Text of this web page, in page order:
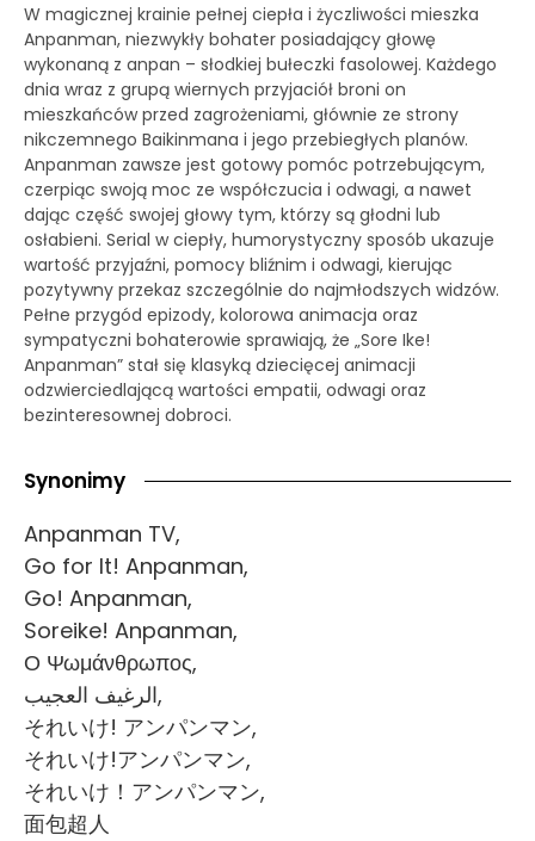
W magicznej krainie pełnej ciepła i życzliwości mieszka
Anpanman, niezwykły bohater posiadający głowę
wykonaną z anpan – słodkiej bułeczki fasolowej. Każdego
dnia wraz z grupą wiernych przyjaciół broni on
mieszkańców przed zagrożeniami, głównie ze strony
nikczemnego Baikinmana i jego przebiegłych planów.
Anpanman zawsze jest gotowy pomóc potrzebującym,
czerpiąc swoją moc ze współczucia i odwagi, a nawet
dając część swojej głowy tym, którzy są głodni lub
osłabieni. Serial w ciepły, humorystyczny sposób ukazuje
wartość przyjaźni, pomocy bliźnim i odwagi, kierując
pozytywny przekaz szczególnie do najmłodszych widzów.
Pełne przygód epizody, kolorowa animacja oraz
sympatyczni bohaterowie sprawiają, że „Sore Ike!
Anpanman” stał się klasyką dziecięcej animacji
odzwierciedlającą wartości empatii, odwagi oraz
bezinteresownej dobroci.
Synonimy
Anpanman TV,
Go for It! Anpanman,
Go! Anpanman,
Soreike! Anpanman,
Ο Ψωμάνθρωπος,
الرغيف العجيب,
それいけ! アンパンマン,
それいけ!アンパンマン,
それいけ！アンパンマン,
面包超人